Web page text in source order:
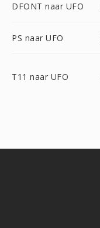
DFONT naar UFO
PS naar UFO
T11 naar UFO